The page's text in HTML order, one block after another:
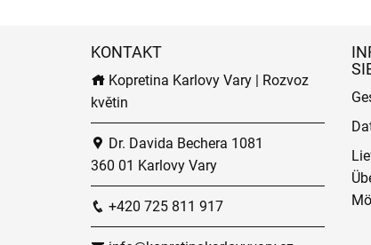
KONTAKT
Kopretina Karlovy Vary | Rozvoz
květin
Dr. Davida Bechera 1081
360 01 Karlovy Vary
+420 725 811 917